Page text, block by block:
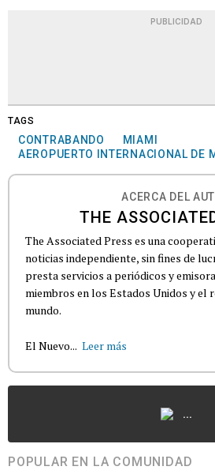
PUBLICIDAD
TAGS
CONTRABANDO
MIAMI
AEROPUERTO INTERNACIONAL DE
ACERCA DEL
THE
The Associated Press es una
noticias independiente, sin fines de
presta servicios a periódicos y
miembros en los Estados Unidos y el
mundo.
El Nuevo... Leer más
...
POPULAR EN LA COMUNIDAD